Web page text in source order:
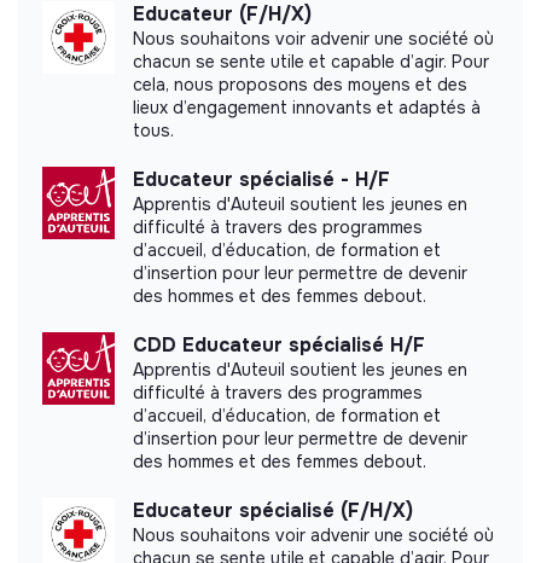
Internal practices and policies
Professional Training and Development
Eco-Friendly Initiatives
Mentorship and Sponsorship Programs
Value sharing
Social Purpose Company (ESUS)
Professional Development Investment
Diversity & inclusion
Community Engagement
Internal Support Networks
Educateur (F/H/X)
Nous souhaitons voir advenir une société où
chacun se sente utile et capable d’agir. Pour
cela, nous proposons des moyens et des
lieux d’engagement innovants et adaptés à
tous.
Educateur spécialisé - H/F
Apprentis d'Auteuil soutient les jeunes en
difficulté à travers des programmes
d’accueil, d’éducation, de formation et
d’insertion pour leur permettre de devenir
des hommes et des femmes debout.
CDD Educateur spécialisé H/F
Apprentis d'Auteuil soutient les jeunes en
difficulté à travers des programmes
d’accueil, d’éducation, de formation et
d’insertion pour leur permettre de devenir
des hommes et des femmes debout.
Educateur spécialisé (F/H/X)
Nous souhaitons voir advenir une société où
chacun se sente utile et capable d’agir. Pour